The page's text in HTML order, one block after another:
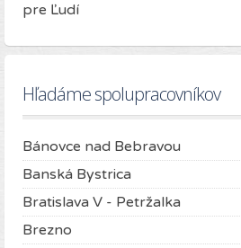
pre Ľudí
Hľadáme spolupracovníkov
Bánovce nad Bebravou
Banská Bystrica
Bratislava V - Petržalka
Brezno